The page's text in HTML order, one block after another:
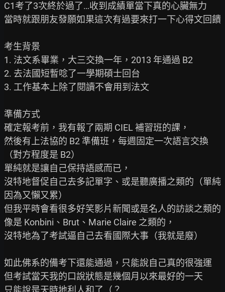
C1考了3次終於過了…收到成績單當下真的心臟無力
當時就跟朋友發願如果這次有過要來打一下心得文回饋
考生背景
1. 法文系畢業，大三交換一年，2013 年通過 B2
2. 去法國短暫唸了一學期碩士回台
3. 工作基本上除了閱讀不會用到法文
準備方式
確定報考前，我有報了兩期 CIEL 補習班的課，
然後有上法協的 B2 準備班，每週固定一次語言交換
（對方程度是 B2）
單純就是讓自己保持語感而已，
沒特地督促自己去多記單字、或是聽廣播之類的（單純
因為又懶又累）
但我平時會看很多好笑影片新聞或是名人的訪談之類的
像是 Konbini、Brut、Marie Claire 之類的，
沒特地為了考試逼自己去看國際大事（我就是廢）
如此佛系的備考下還能通過，只能說自己真的很強運
但考試當天我的口說狀態是幾個月以來最好的一天
只能說是天時地利人和了（？